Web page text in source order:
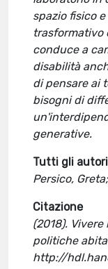
spazio fisico
trasformativo
conduce a
disabilità
di pensare ai
bisogni di
generative.
Tutti gli autori
Persico,
Citazione
(2018).
politiche
http://